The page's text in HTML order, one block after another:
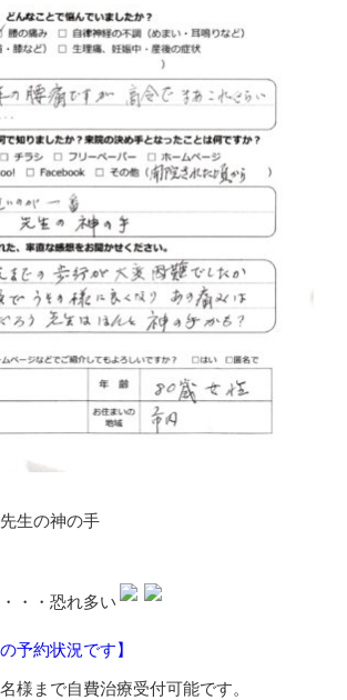
生の神の手
・・恐れ多い
予約状況です】
様まで自費治療受付可能です。